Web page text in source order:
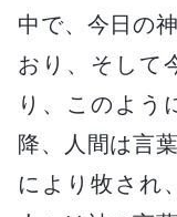
中で、今日の
おり、そして
り、このよう
降、人間は言
により牧され